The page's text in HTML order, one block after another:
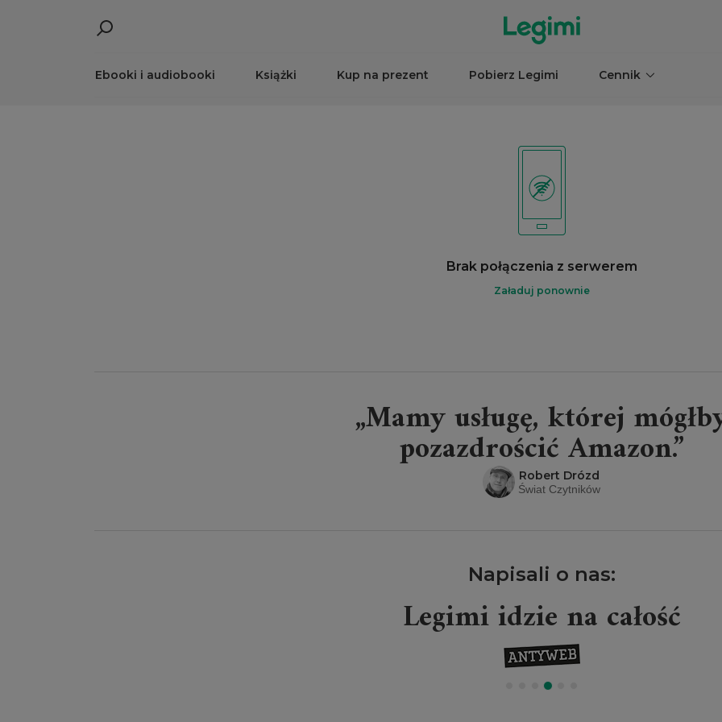
Ebooki i audiobooki Książki Kup na prezent Pobierz Legimi Cennik
Brak połączenia z serwerem
Załaduj ponownie
„Mamy usługę, której
pozazdrościć Amazon.”
Robert Drózd
Świat Czytników
Napisali o nas:
Legimi idzie na całość